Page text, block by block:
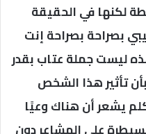
لكنها في الحقيقة
بصراحة بصراحة إنت
ليست جملة عتاب بقدر
تأثير هذا الشخص
يشعر أن هناك وعيًا